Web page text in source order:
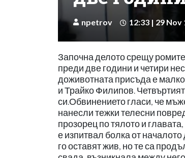
npetrov 12:33 | 29 Nov
Започна делото срещу
преди две години и четири
доживотната присъда е
и Трайко Филипов.
си.Обвинението гласи, че
нанесли тежки телесни
прозорец по тялото и
е изпитвал болка от
го оставят жив, но те са